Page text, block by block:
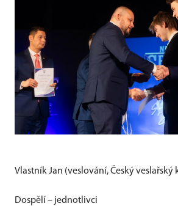
Vlastník Jan (veslování, Český veslařský
Dospělí – jednotlivci